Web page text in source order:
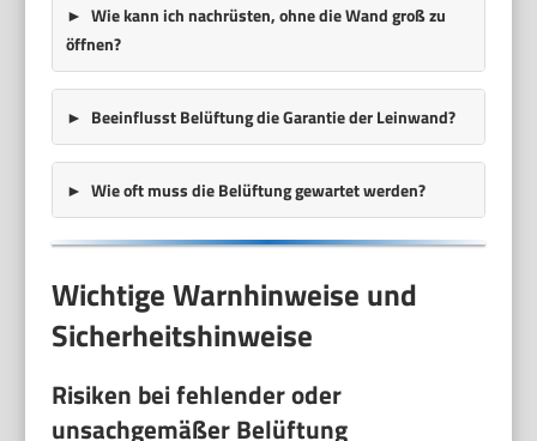
Wie kann ich nachrüsten, ohne die Wand groß zu
öffnen?
Beeinflusst Belüftung die Garantie der Leinwand?
Wie oft muss die Belüftung gewartet werden?
Wichtige Warnhinweise und
Sicherheitshinweise
Risiken bei fehlender oder
unsachgemäßer Belüftung